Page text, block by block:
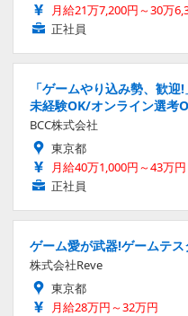
月給21万7,200円～30万
正社員
「ゲームやり込み勢、歓
未経験OK/オンライン選考
BCC株式会社
東京都
月給40万1,000円～43万円
正社員
ゲーム愛が武器!ゲームテ
株式会社Reve
東京都
月給28万円～32万円